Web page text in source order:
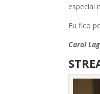
especial
Eu fico
Carol